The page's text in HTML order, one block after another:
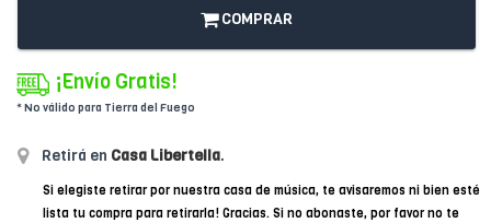
COMPRAR
¡Envío Gratis!
* No válido para Tierra del Fuego
Retirá en Casa Libertella.
Si elegiste retirar por nuestra casa de música, te avisaremos ni bien esté
lista tu compra para retirarla! Gracias. Si no abonaste, por favor no te